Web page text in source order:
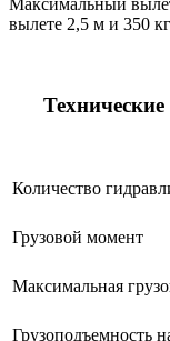
Максимальный
вылете 2,5 м и 350
Количество
Грузовой момент
Максимальная
Грузоподъемность